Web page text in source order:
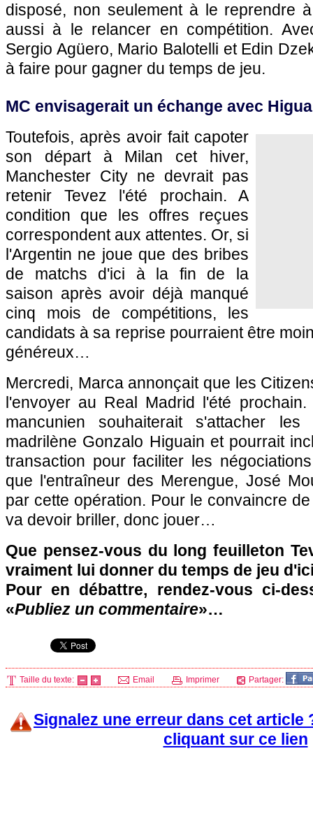
disposé, non seulement à le reprendre
aussi à le relancer en compétition.
Sergio Agüero, Mario Balotelli et Edin
à faire pour gagner du temps de jeu.
MC envisagerait un échange avec
Toutefois, après avoir fait capoter
son départ à Milan cet hiver,
Manchester City ne devrait pas
retenir Tevez l'été prochain. A
condition que les offres reçues
correspondent aux attentes. Or, si
l'Argentin ne joue que des bribes
de matchs d'ici à la fin de la
saison après avoir déjà manqué
cinq mois de compétitions, les
candidats à sa reprise pourraient être
généreux…
Mercredi, Marca annonçait que les
l'envoyer au Real Madrid l'été
mancunien souhaiterait s'attacher
madrilène Gonzalo Higuain et pourrait
transaction pour faciliter les
que l'entraîneur des Merengue, José
par cette opération. Pour le convaincre
va devoir briller, donc jouer…
Que pensez-vous du long feuilleton
vraiment lui donner du temps de jeu
Pour en débattre, rendez-vous ci-
«Publiez un commentaire»…
Taille du texte: Email Imprimer Partager:
Signalez une erreur dans cet article
cliquant sur ce lien